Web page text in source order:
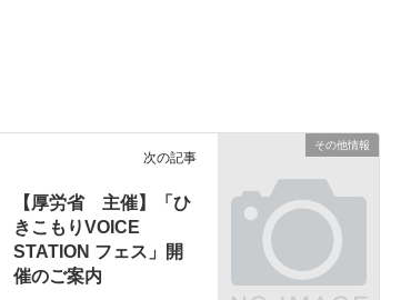
その他情報
次の記事
【厚労省 主催】「ひ
きこもりVOICE
STATION フェス」開
催のご案内